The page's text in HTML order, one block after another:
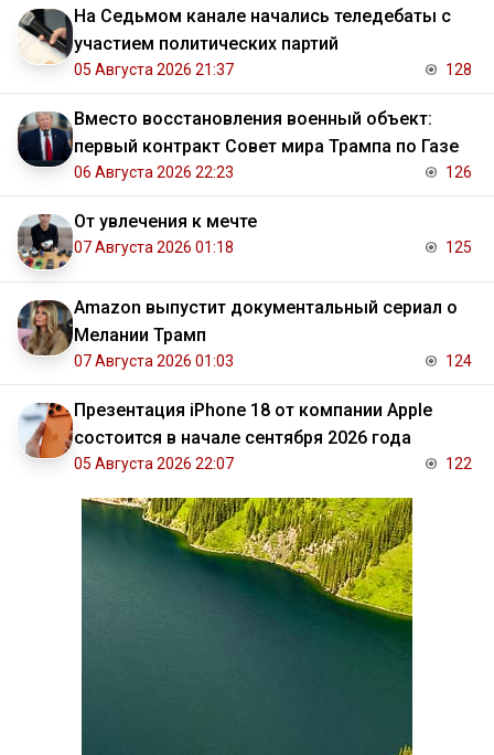
На Седьмом канале начались теледебаты с
участием политических партий
05 Августа 2026 21:37 128
Вместо восстановления военный объект:
первый контракт Совет мира Трампа по Газе
06 Августа 2026 22:23 126
От увлечения к мечте
07 Августа 2026 01:18 125
Amazon выпустит документальный сериал о
Мелании Трамп
07 Августа 2026 01:03 124
Презентация iPhone 18 от компании Apple
состоится в начале сентября 2026 года
05 Августа 2026 22:07 122